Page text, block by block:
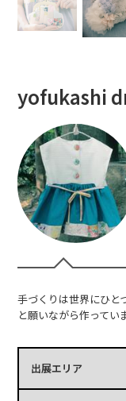
yofukashi
手づくりは世界にひと
と願いながら作ってい
出展エリア